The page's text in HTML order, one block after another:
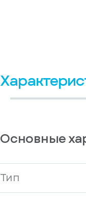
Основные
Тип